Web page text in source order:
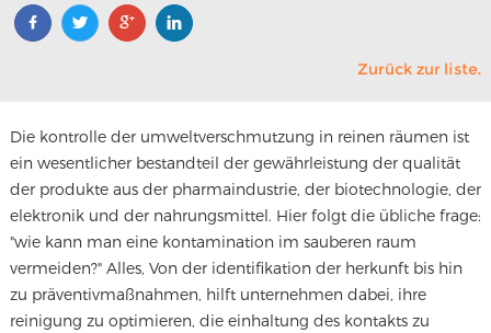
uns.
Nachrichten
Zurück zur liste.
Die kontrolle der umweltverschmutzung in reinen räumen ist
ein wesentlicher bestandteil der gewährleistung der qualität
der produkte aus der pharmaindustrie, der biotechnologie, der
elektronik und der nahrungsmittel. Hier folgt die übliche frage:
"wie kann man eine kontamination im sauberen raum
vermeiden?" Alles, Von der identifikation der herkunft bis hin
zu präventivmaßnahmen, hilft unternehmen dabei, ihre
reinigung zu optimieren, die einhaltung des kontakts zu